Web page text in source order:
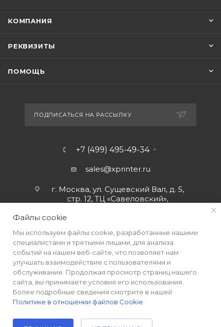
КОМПАНИЯ
РЕКВИЗИТЫ
ПОМОЩЬ
ПОДПИСАТЬСЯ НА РАССЫЛКУ
+7 (499) 495-49-34
sales@xprinter.ru
г. Москва, ул. Сущевский Вал, д. 5,
стр. 12, ТЦ «Савеловский»,
Файлы cookie
Мы используем файлы cookie, разработанные нашими
специалистами и третьими лицами, для анализа
событий на нашем веб-сайте, что позволяет нам
улучшать взаимодействие с пользователями и
обслуживание. Продолжая просмотр страниц нашего
сайта, вы принимаете условия его использования.
Более подробные сведения смотрите в нашей
Политике в отношении файлов Cookie